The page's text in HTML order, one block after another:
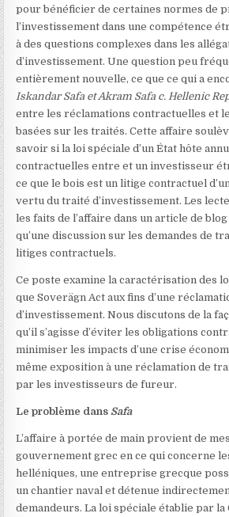
pour bénéficier de certaines normes de
l’investissement dans une compétence
à des questions complexes dans les
d’investissement. Une question peu
entièrement nouvelle, ce que ce qui a
Iskandar Safa et Akram Safa c. Hellenic
entre les réclamations contractuelles et
basées sur les traités. Cette affaire
savoir si la loi spéciale d’un État hôte
contractuelles entre et un investisseur
ce que le bois est un litige contractuel
vertu du traité d’investissement. Les
les faits de l’affaire dans un article de
qu’une discussion sur les demandes de
litiges contractuels.
Ce poste examine la caractérisation des
que Soverägn Act aux fins d’une
d’investissement. Nous discutons de la
qu’il s’agisse d’éviter les obligations
minimiser les impacts d’une crise
même exposition à une réclamation de
par les investisseurs de fureur.
Le problème dans Safa
L’affaire à portée de main provient de
gouvernement grec en ce qui concerne
helléniques, une entreprise grecque
un chantier naval et détenue
demandeurs. La loi spéciale établie par